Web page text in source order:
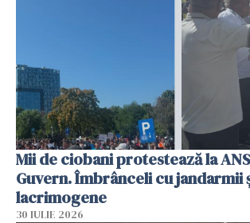
Mii de ciobani protestează la
Guvern. Îmbrânceli cu jandarmii
lacrimogene
30 IULIE 2026